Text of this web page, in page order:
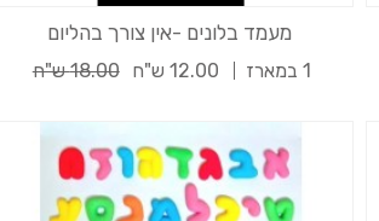
מעמד בלונים -אין צורך בהליום
1 במארז 12.00 ש"ח 18.00 ש"ח